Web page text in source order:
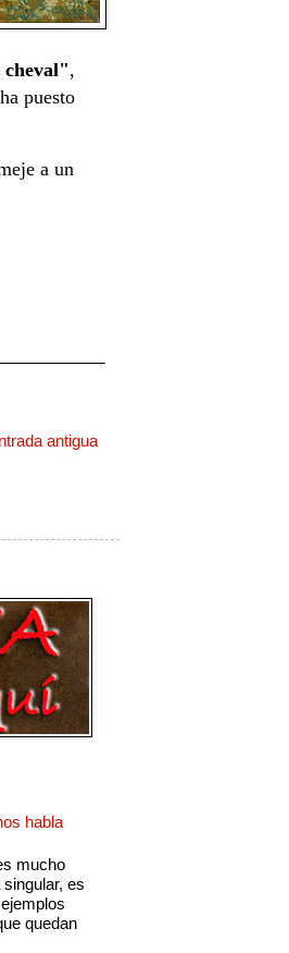
cheval",
puesto
a un
antigua
habla
mucho
es
quedan